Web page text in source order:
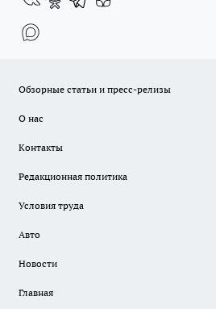
Обзорные статьи и пресс-релизы
О нас
Контакты
Редакционная политика
Условия труда
Авто
Новости
Главная